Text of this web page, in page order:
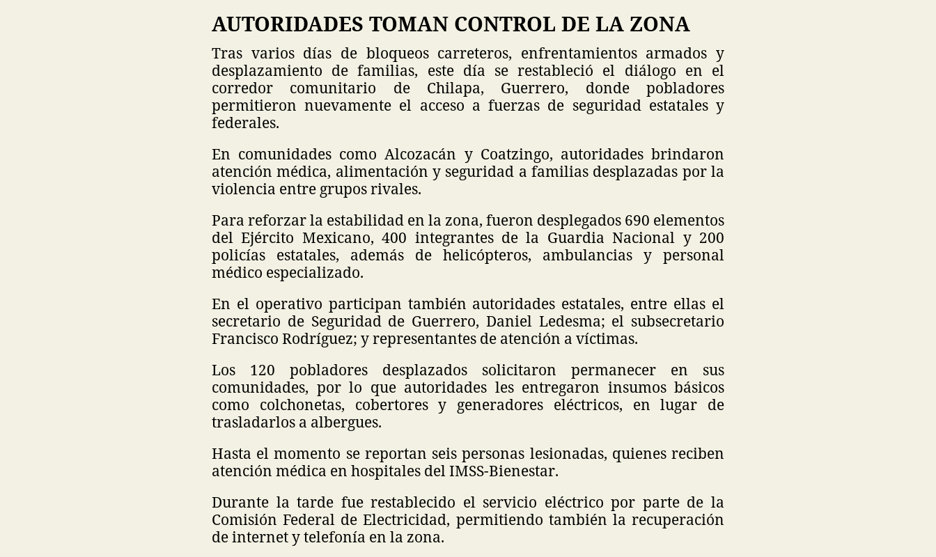
AUTORIDADES TOMAN CONTROL DE LA ZONA
Tras varios días de bloqueos carreteros, enfrentamientos armados y
desplazamiento de familias, este día se restableció el diálogo en el
corredor comunitario de Chilapa, Guerrero, donde pobladores
permitieron nuevamente el acceso a fuerzas de seguridad estatales y
federales.
En comunidades como Alcozacán y Coatzingo, autoridades brindaron
atención médica, alimentación y seguridad a familias desplazadas por la
violencia entre grupos rivales.
Para reforzar la estabilidad en la zona, fueron desplegados 690 elementos
del Ejército Mexicano, 400 integrantes de la Guardia Nacional y 200
policías estatales, además de helicópteros, ambulancias y personal
médico especializado.
En el operativo participan también autoridades estatales, entre ellas el
secretario de Seguridad de Guerrero, Daniel Ledesma; el subsecretario
Francisco Rodríguez; y representantes de atención a víctimas.
Los 120 pobladores desplazados solicitaron permanecer en sus
comunidades, por lo que autoridades les entregaron insumos básicos
como colchonetas, cobertores y generadores eléctricos, en lugar de
trasladarlos a albergues.
Hasta el momento se reportan seis personas lesionadas, quienes reciben
atención médica en hospitales del IMSS-Bienestar.
Durante la tarde fue restablecido el servicio eléctrico por parte de la
Comisión Federal de Electricidad, permitiendo también la recuperación
de internet y telefonía en la zona.